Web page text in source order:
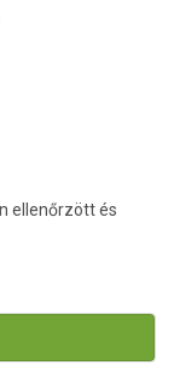
ellenőrzött és